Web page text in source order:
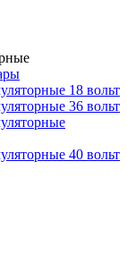
18 вольт
36 вольт
40 вольт